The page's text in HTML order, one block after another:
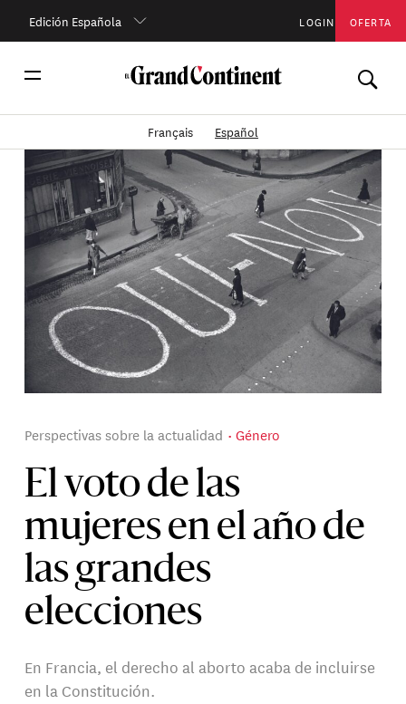
Edición Española LOGIN OFERTA
Français Español
El voto de las
mujeres en el año de
las grandes
elecciones
Perspectivas sobre la actualidad Género
En Francia, el derecho al aborto acaba de incluirse
en la Constitución.